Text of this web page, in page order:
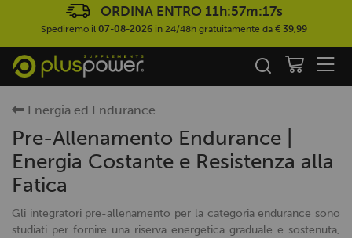
ORDINA ENTRO 11h:57m:17s
Spediremo il 07-08-2026 in 24/48h gratuitamente da € 39,99
Energia ed Endurance
Pre-Allenamento Endurance |
Energia Costante e Resistenza alla
Fatica
Gli integratori pre-allenamento per la categoria endurance sono
studiati per fornire una riserva energetica graduale e sostenuta,